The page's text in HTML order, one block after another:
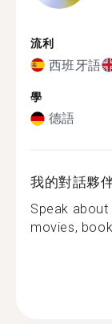
流利
西班牙語
學
德語
我的對話夥
Speak
movies,